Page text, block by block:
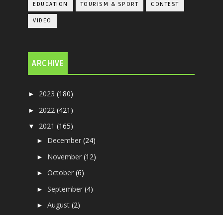
EDUCATION TOURISM & SPORT CONTEST
VIDEO
ARCHIVE
► 2023(180)
► 2022(421)
▼ 2021(165)
► December(24)
► November(12)
►October(6)
►September(4)
►August(2)